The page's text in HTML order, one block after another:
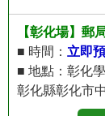
【彰化場】郵
■ 時間： 立即
■ 地點：彰化
彰化縣彰化市